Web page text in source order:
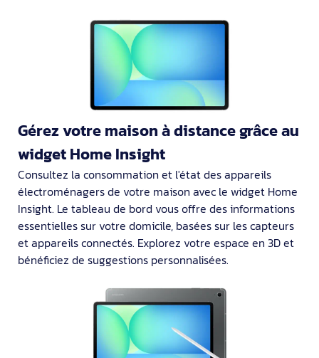
Gérez votre maison à distance grâce au
widget Home Insight
Consultez la consommation et l'état des appareils
électroménagers de votre maison avec le widget Home
Insight. Le tableau de bord vous offre des informations
essentielles sur votre domicile, basées sur les capteurs
et appareils connectés. Explorez votre espace en 3D et
bénéficiez de suggestions personnalisées.